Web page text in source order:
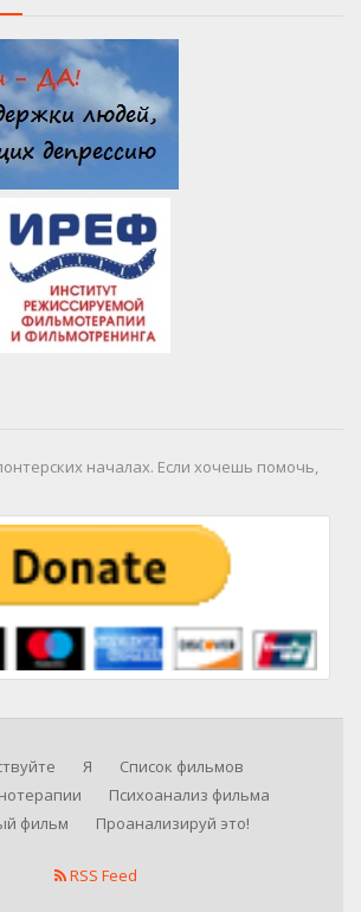
началах. Если хочешь помочь,
Я
Список фильмов
Психоанализ фильма
фильм
Проанализируй это!
RSS Feed